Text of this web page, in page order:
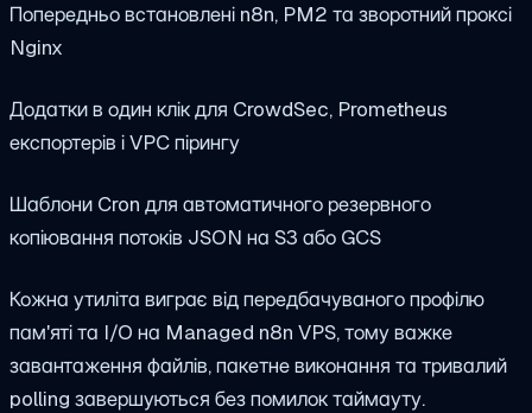
Попередньо встановлені n8n, PM2 та зворотний проксі
Nginx
Додатки в один клік для CrowdSec, Prometheus
експортерів і VPC пірингу
Шаблони Cron для автоматичного резервного
копіювання потоків JSON на S3 або GCS
Кожна утиліта виграє від передбачуваного профілю
пам'яті та I/O на Managed n8n VPS, тому важке
завантаження файлів, пакетне виконання та тривалий
polling завершуються без помилок таймауту.